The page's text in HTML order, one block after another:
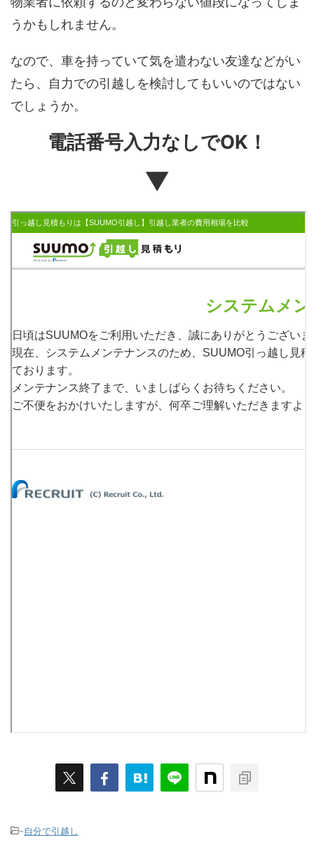
うかもしれません。
なので、車を持っていて気を遣わない友達などがい
たら、自力での引越しを検討してもいいのではない
でしょうか。
電話番号入力なしでOK！
▼
-自分で引越し